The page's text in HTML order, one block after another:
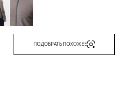
ПОДОБРАТЬ ПОХОЖЕЕ